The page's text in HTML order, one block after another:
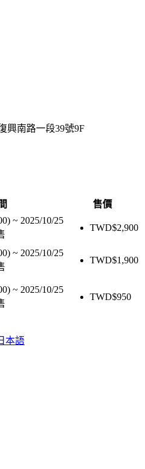
興南路一段39號9F
售價
~ 2025/10/25
TWD$2,900
~ 2025/10/25
TWD$1,900
~ 2025/10/25
TWD$950
本語